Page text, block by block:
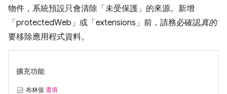
物件，系統預設只會清除「未受保護」的來源。新增
「protectedWeb」或「extensions」前，請務必確認真的
要移除應用程式資料。
擴充功能
布林值 選填